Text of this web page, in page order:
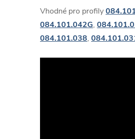
Vhodné pro profily
084.101.042G,
084.101.038,